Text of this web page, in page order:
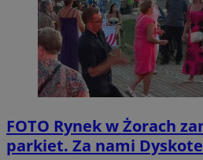
FOTO Rynek w Żorach
parkiet. Za nami